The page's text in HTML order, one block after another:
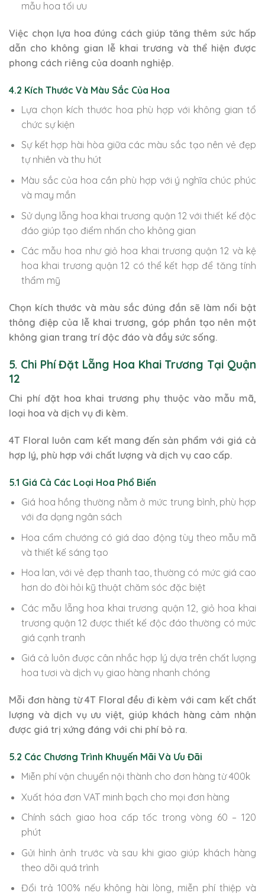
mẫu hoa tối ưu
Việc chọn lựa hoa đúng cách giúp tăng thêm sức hấp
dẫn cho không gian lễ khai trương và thể hiện được
phong cách riêng của doanh nghiệp.
4.2 Kích Thước Và Màu Sắc Của Hoa
Lựa chọn kích thước hoa phù hợp với không gian tổ
chức sự kiện
Sự kết hợp hài hòa giữa các màu sắc tạo nên vẻ đẹp
tự nhiên và thu hút
Màu sắc của hoa cần phù hợp với ý nghĩa chúc phúc
và may mắn
Sử dụng lẵng hoa khai trương quận 12 với thiết kế độc
đáo giúp tạo điểm nhấn cho không gian
Các mẫu hoa như giỏ hoa khai trương quận 12 và kệ
hoa khai trương quận 12 có thể kết hợp để tăng tính
thẩm mỹ
Chọn kích thước và màu sắc đúng đắn sẽ làm nổi bật
thông điệp của lễ khai trương, góp phần tạo nên một
không gian trang trí độc đáo và đầy sức sống.
5. Chi Phí Đặt Lẵng Hoa Khai Trương Tại Quận
12
Chi phí đặt hoa khai trương phụ thuộc vào mẫu mã,
loại hoa và dịch vụ đi kèm.
4T Floral luôn cam kết mang đến sản phẩm với giá cả
hợp lý, phù hợp với chất lượng và dịch vụ cao cấp.
5.1 Giá Cả Các Loại Hoa Phổ Biến
Giá hoa hồng thường nằm ở mức trung bình, phù hợp
với đa dạng ngân sách
Hoa cẩm chướng có giá dao động tùy theo mẫu mã
và thiết kế sáng tạo
Hoa lan, với vẻ đẹp thanh tao, thường có mức giá cao
hơn do đòi hỏi kỹ thuật chăm sóc đặc biệt
Các mẫu lẵng hoa khai trương quận 12, giỏ hoa khai
trương quận 12 được thiết kế độc đáo thường có mức
giá cạnh tranh
Giá cả luôn được cân nhắc hợp lý dựa trên chất lượng
hoa tươi và dịch vụ giao hàng nhanh chóng
Mỗi đơn hàng từ 4T Floral đều đi kèm với cam kết chất
lượng và dịch vụ ưu việt, giúp khách hàng cảm nhận
được giá trị xứng đáng với chi phí bỏ ra.
5.2 Các Chương Trình Khuyến Mãi Và Ưu Đãi
Miễn phí vận chuyển nội thành cho đơn hàng từ 400k
Xuất hóa đơn VAT minh bạch cho mọi đơn hàng
Chính sách giao hoa cấp tốc trong vòng 60 – 120
phút
Gửi hình ảnh trước và sau khi giao giúp khách hàng
theo dõi quá trình
Đổi trả 100% nếu không hài lòng, miễn phí thiệp và